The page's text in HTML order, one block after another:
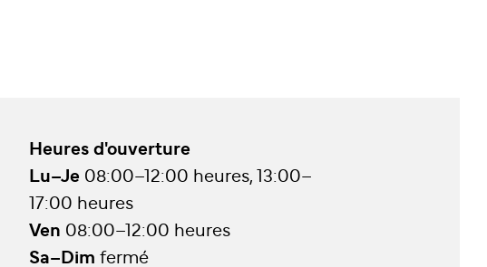
Heures d'ouverture
Lu–Je 08:00–12:00 heures, 13:00–
17:00 heures
Ven 08:00–12:00 heures
Sa–Dim fermé